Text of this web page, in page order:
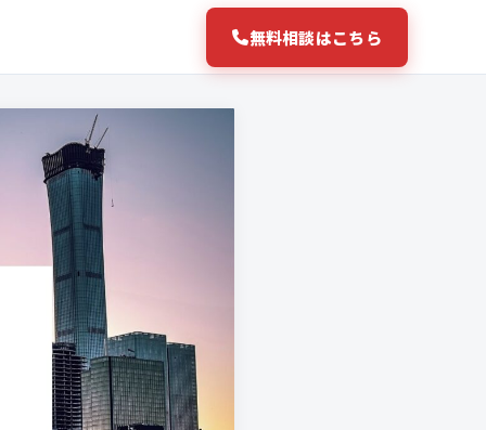
無料相談はこちら